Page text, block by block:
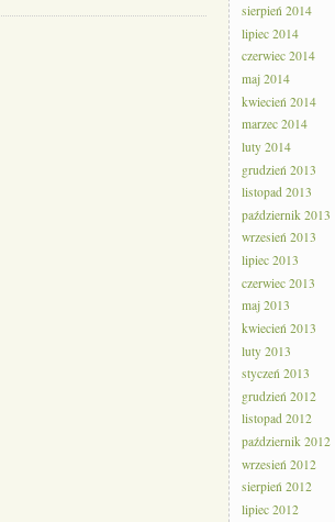
sierpień 2014
lipiec 2014
czerwiec 2014
maj 2014
kwiecień 2014
marzec 2014
luty 2014
grudzień 2013
listopad 2013
październik 2013
wrzesień 2013
lipiec 2013
czerwiec 2013
maj 2013
kwiecień 2013
luty 2013
styczeń 2013
grudzień 2012
listopad 2012
październik 2012
wrzesień 2012
sierpień 2012
lipiec 2012